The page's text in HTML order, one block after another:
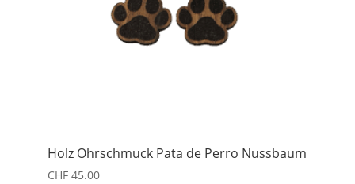
Holz Ohrschmuck Pata de Perro Nussbaum
CHF45.00